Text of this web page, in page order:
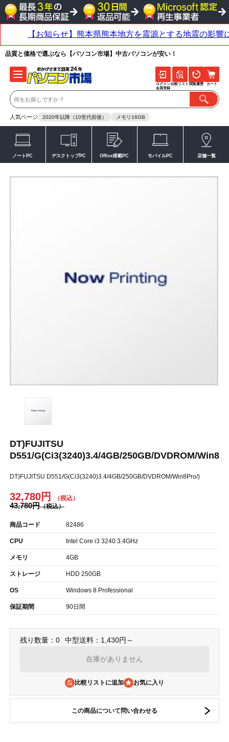
品質と価格で選ぶなら【パソコン市場】中古パソコンが安い！
人気ページ 2020年以降（10世代前後） メモリ16GB
ログイン
会員登録
比較リスト 閲覧履歴 カート
ノートPC デスクトップPC Office搭載PC モバイルPC 店舗一覧
DT)FUJITSU
D551/G(Ci3(3240)3.4/4GB/250GB/DVDROM/
DT)FUJITSU D551/G(Ci3(3240)3.4/4GB/250GB/DVDROM/Win8Pro/)
32,780円
43,780円
商品コード 82486
CPU Intel Core i3 3240 3.4GHz
メモリ 4GB
ストレージ HDD 250GB
OS Windows 8 Professional
保証期間 90日間
残り数量：0 中型送料：1,430円～
在庫がありません
比較リストに追加
この商品について問い合わせる